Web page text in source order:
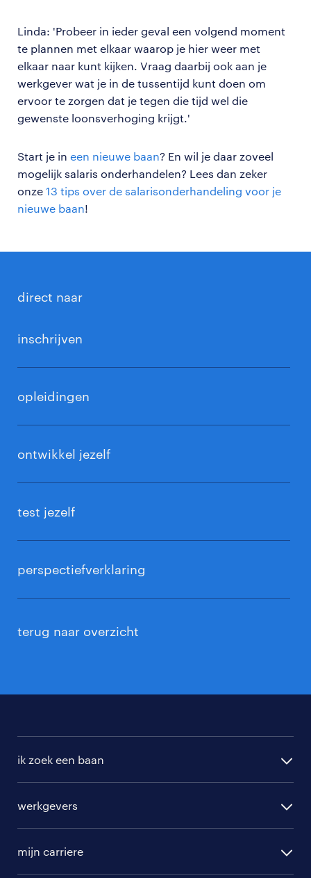
Linda: 'Probeer in ieder geval een volgend moment
te plannen met elkaar waarop je hier weer met
elkaar naar kunt kijken. Vraag daarbij ook aan je
werkgever wat je in de tussentijd kunt doen om
ervoor te zorgen dat je tegen die tijd wel die
gewenste loonsverhoging krijgt.'
Start je in een nieuwe baan? En wil je daar zoveel
mogelijk salaris onderhandelen? Lees dan zeker
onze 13 tips over de salarisonderhandeling voor je
nieuwe baan!
direct naar
inschrijven
opleidingen
ontwikkel jezelf
test jezelf
perspectiefverklaring
terug naar overzicht
ik zoek een baan
randstad professional
werkgevers
mijn carriere